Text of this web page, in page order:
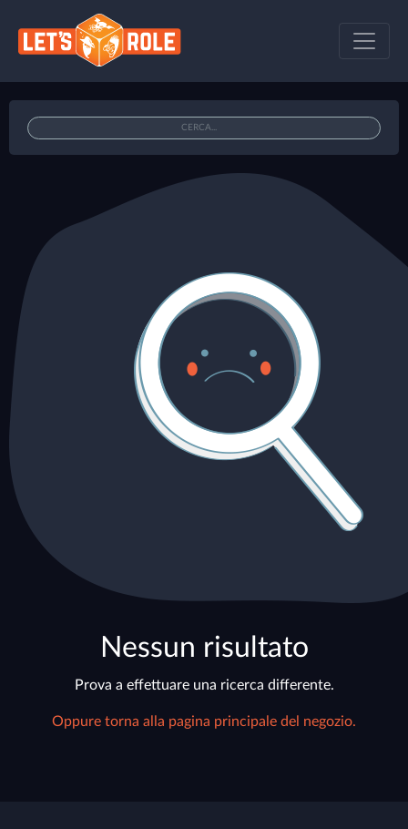
Nessun risultato
Prova a effettuare una ricerca differente.
Oppure torna alla pagina principale del negozio.